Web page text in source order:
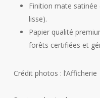
Finition mate
lisse).
Papier qualité
forêts certifiées et
Crédit photos : l’Afficherie